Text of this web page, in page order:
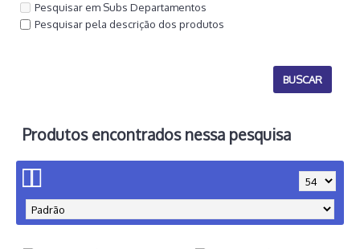
Pesquisar em Subs Departamentos
Pesquisar pela descrição dos produtos
Produtos encontrados nessa pesquisa